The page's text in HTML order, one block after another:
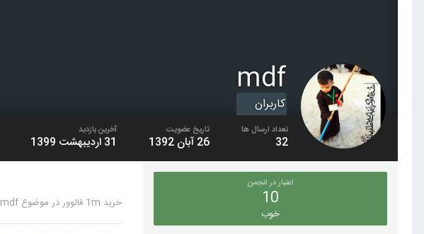
mdf
کاربران
تعداد ارسال ها
32
تاریخ عضویت
26 آبان 1392
آخرین بازدید
31 اردیبهشت 1399
اعتبار در انجمن
10
خوب
خرید 1m فالوور در موضوع mdf